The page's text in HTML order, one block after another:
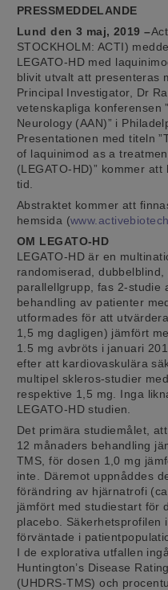
PRESSMEDDELANDE
Lund den 3 maj, 2019 –
STOCKHOLM: ACTI)
LEGATO-HD med
blivit utvalt att presenteras
Principal Investigator, Dr
vetenskapliga konferensen
Neurology (AAN)” i
Presentationen med titeln
of laquinimod as a
(LEGATO-HD)” kommer
tid.
Abstraktet kommer att
hemsida (
OM LEGATO-HD
LEGATO-HD är en
randomiserad, dubbelblind,
parallellgrupp, fas 2-studie
behandling av patienter
utformades för att
1,5 mg dagligen) jämfört
1.5 mg avbröts i januari
efter att kardiovaskulära
multipel skleros-studier
respektive 1,5 mg. Inga
LEGATO-HD studien.
Det primära studiemålet,
12 månaders behandling
TMS, för dosen 1,0 mg
inte. Däremot uppnåddes
förändring av hjärnatrofi
jämfört med studiestart för
placebo. Säkerhetsprofilen
förväntade i
I de explorativa utfallen
Huntington’s Disease
(UHDRS-TMS) och